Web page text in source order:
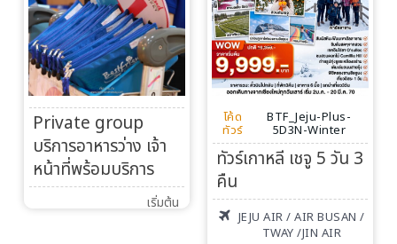
Private group
บริการอาหารว่าง เจ้า
หน้าที่พร้อมบริการ
เริ่มต้น
โค้ด
ทัวร์
BTF_Jeju-Plus-
5D3N-Winter
ทัวร์เกาหลี เชจู 5 วัน 3
คืน
JEJU AIR / AIR BUSAN /
TWAY /JIN AIR